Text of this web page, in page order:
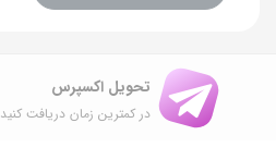
تحویل اکسپرس
در کمترین زمان دریافت کنید